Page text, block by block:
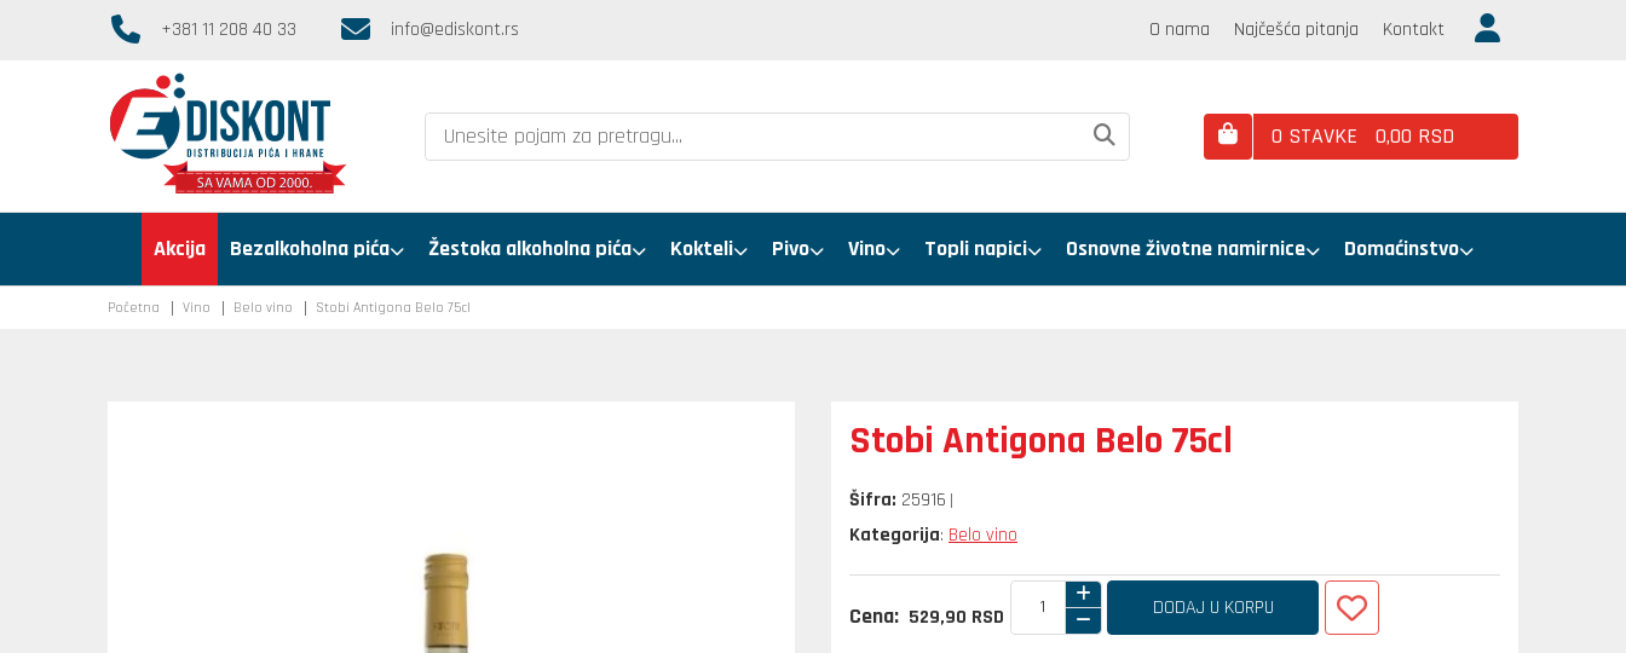
+381 11 208 40 33 info@ediskont.rs O nama Najčešća pitanja Kontakt
0 STAVKE 0,00 RSD
Akcija Bezalkoholna pića Žestoka alkoholna pića Kokteli Pivo Vino Topli napici Osnovne životne namirnice Domaćinstvo
Početna Vino Belo vino Stobi Antigona Belo 75cl
Stobi Antigona Belo 75cl
Šifra: 25916
Kategorija: Belo vino
Cena: 529,90 RSD DODAJ U KORPU